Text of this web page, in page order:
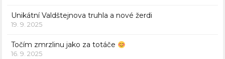
Unikátní Valdštejnova truhla a nové žerdi
19. 9. 2025
Točím zmrzlinu jako za totáče
16. 9. 2025